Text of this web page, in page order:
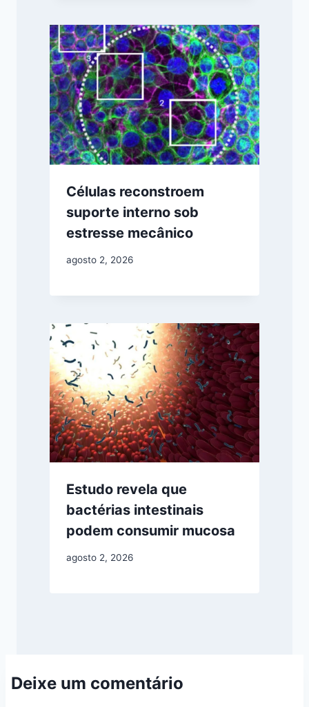
Células reconstroem
suporte interno sob
estresse mecânico
agosto 2, 2026
Estudo revela que
bactérias intestinais
podem consumir mucosa
agosto 2, 2026
Deixe um comentário